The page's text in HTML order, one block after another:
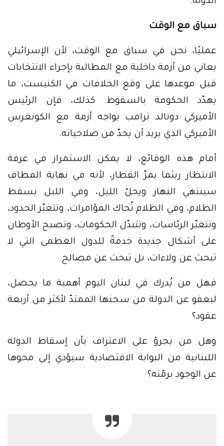
سباق مع الوقت
عمليًا، نحن في سباق مع الوقت، لأن الإسرائيلي
يعاني من أزمة داخلية مع المطالبة بإجراء الانتخابات
قبل موعدها على وقع الخلافات في الكنيست، ما
يهدّد الحكومة بالسقوط. كذلك، فإن الرئيس
الأميركي دونالد ترامب يواجه أزمة مع الكونغرس
الأميركي الذي يريد أن يحدّ من صلاحياته.
أمام هذه الوقائع، لا يمكن الاستمرار في غرفة
الانتظار ريثما يمرّ القطار، لأنه في نهاية المطاف
سينتهي النهار ويحلّ الليل، وفي الليل يسقط
الظلام، وفي الظلام تُحاك المؤامرات، وتتغيّر الحدود،
وتتغيّر الرئاسات، وتتبدّل الحكومات، وتصبح الأوطان
على أشكال جديدة خدمةً للدول العظمى التي لا
تبحث عن ولاءات، بل تبحث عن مصالح.
فهل من يُدرك في لبنان اليوم أهمية ما يحصل،
ليعفو عن الدولة من سجنها الممتدّ لأكثر من أربعة
عقود؟
وهل من يجرؤ على الاعتراف بأن إسقاط الدولة
اللبنانية من البوابة الاقتصادية سيؤدي إلى محوها
عن الوجود برمّته؟